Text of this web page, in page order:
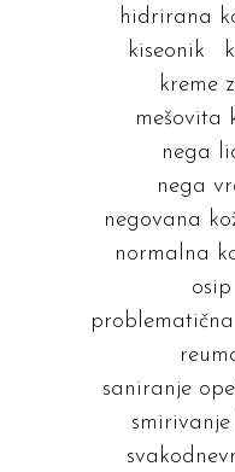
hidrirana
kiseonik
kreme
mešovita
nega
nega
negovana
normalna
osip
saniranje
smirivanje